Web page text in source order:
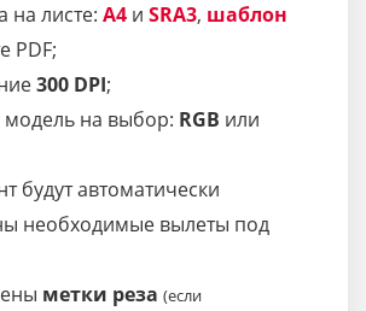
на листе: A4 и SRA3, шаблон
PDF;
300 DPI;
модель на выбор: RGB или
будут автоматически
необходимые вылеты под
метки реза (если